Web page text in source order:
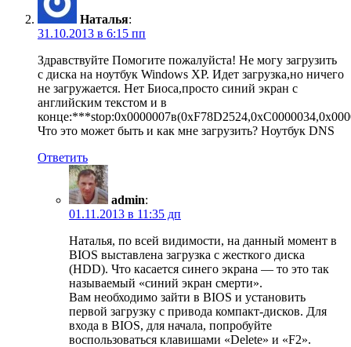
Наталья:
31.10.2013 в 6:15 пп
Здравствуйте Помогите пожалуйста! Не могу загрузить
с диска на ноутбук Windows XP. Идет загрузка,но ничего
не загружается. Нет Биоса,просто синий экран с
английским текстом и в
Что это может быть и как мне загрузить? Ноутбук DNS
Ответить
admin:
01.11.2013 в 11:35 дп
Наталья, по всей видимости, на данный момент в
BIOS выставлена загрузка с жесткого диска
(HDD). Что касается синего экрана — то это так
называемый «синий экран смерти».
Вам необходимо зайти в BIOS и установить
первой загрузку с привода компакт-дисков. Для
входа в BIOS, для начала, попробуйте
воспользоваться клавишами «Delete» и «F2».